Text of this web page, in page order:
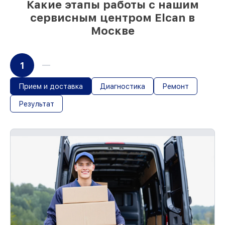
Какие этапы работы с нашим
сервисным центром Elcan в
Москве
1
Прием и доставка Диагностика Ремонт
Результат